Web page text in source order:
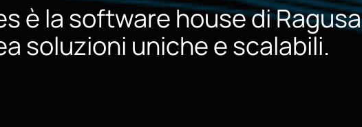
è la software house diRagusa
soluzioni uniche e scalabili.